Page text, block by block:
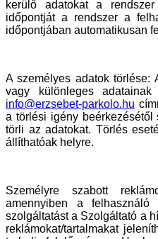
kerülő adatokat a
időpontját a rendszer a
időpontjában automatikusan
A személyes adatok törlése:
vagy különleges
info@erzsebet-parkolo.hu
a törlési igény beérkezésétől
törli az adatokat. Törlés
állíthatóak helyre.
Személyre szabott
amennyiben a
szolgáltatást a Szolgáltató a
reklámokat/tartalmakat